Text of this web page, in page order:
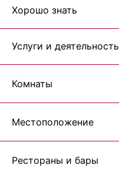
Хорошо знать
Услуги и деятельность
Комнаты
Местоположение
Рестораны и бары